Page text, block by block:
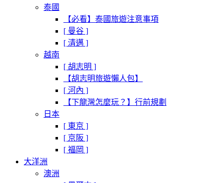
泰國
【必看】泰國旅遊注意事項
[ 曼谷 ]
[ 清邁 ]
越南
[ 胡志明 ]
【胡志明旅遊懶人包】
[ 河內 ]
【下龍灣怎麼玩？】行前規劃
日本
[ 東京 ]
[ 京阪 ]
[ 福岡 ]
大洋洲
澳洲